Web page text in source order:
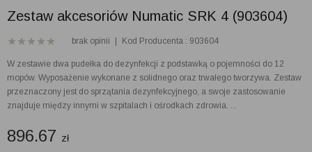
Zestaw akcesoriów Numatic SRK 4 (903604)
brak opinii Kod Producenta : 903604
W zestawie dwa pudełka do dezynfekcji z podstawką o pojemności do 12
mopów. Wyposażenie wykonane z solidnego oraz trwałego tworzywa. Zestaw
przeznaczony jest do sprzątania dezynfekcyjnego, a swoje zastosowanie
znajduje między innymi w szpitalach i ośrodkach zdrowia. ...
896.67 zł